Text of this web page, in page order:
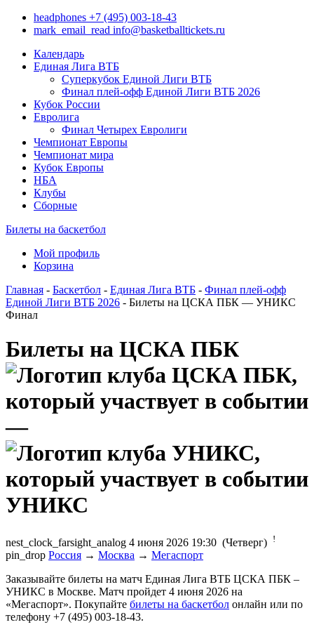
headphones +7 (495) 003-18-43
mark_email_read info@basketballtickets.ru
Календарь
Единая Лига ВТБ
Суперкубок Единой Лиги ВТБ
Финал плей-офф Единой Лиги ВТБ 2026
Кубок России
Евролига
Финал Четырех Евролиги
Чемпионат Европы
Чемпионат мира
Кубок Европы
НБА
Клубы
Сборные
Билеты на баскетбол
Мой профиль
Корзина
Главная - Баскетбол - Единая Лига ВТБ - Финал плей-офф
Единой Лиги ВТБ 2026 - Билеты на ЦСКА ПБК — УНИКС
Финал
Билеты на ЦСКА ПБК
—
УНИКС
nest_clock_farsight_analog 4 июня 2026 19:30 (Четверг) !
pin_drop Россия → Москва → Мегаспорт
Заказывайте билеты на матч Единая Лига ВТБ ЦСКА ПБК –
УНИКС в Москве. Матч пройдет 4 июня 2026 на
«Мегаспорт». Покупайте билеты на баскетбол онлайн или по
телефону +7 (495) 003-18-43.